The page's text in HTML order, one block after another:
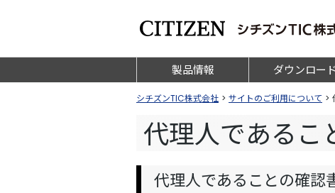
製品情報 ダウンロード
シチズンTIC株式会社 > サイトのご利用について >
代理人であるこ
代理人であることの確認